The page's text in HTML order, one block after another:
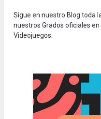
Sigue en nuestro Blog toda
nuestros Grados oficiales
Videojuegos.